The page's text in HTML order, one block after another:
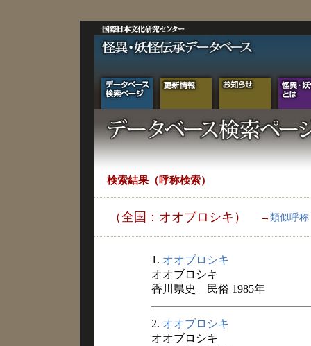
検索結果（呼称検索）
（全国：オオブロシキ） → 類似呼称
1. オオブロシキ
オオブロシキ
香川県史 民俗 1985年
2. オオブロシキ
オオブロシキ